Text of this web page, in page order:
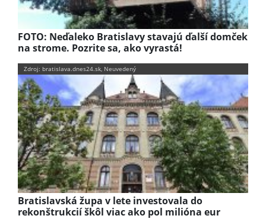
FOTO: Neďaleko Bratislavy stavajú ďalší domček
na strome. Pozrite sa, ako vyrastá!
Zdroj: bratislava.dnes24.sk, Neuvedený
Bratislavská župa v lete investovala do
rekonštrukcií škôl viac ako pol milióna eur